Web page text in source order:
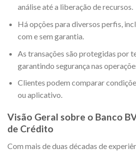
análise até a liberação de recursos.
Há opções para diversos perfis,
com e sem garantia.
As transações são protegidas por
garantindo segurança nas
Clientes podem comparar
ou aplicativo.
Visão Geral sobre o Banco
de Crédito
Com mais de duas décadas de